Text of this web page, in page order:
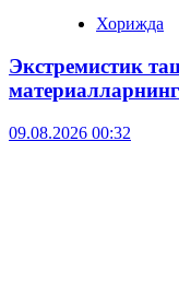
Хорижда
Экстремистик
09.08.2026 00:32